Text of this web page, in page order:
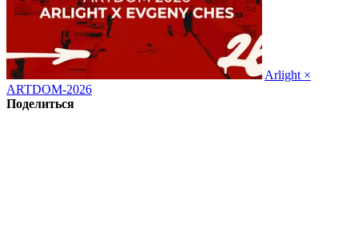
Arlight ×
ARTDOM-2026
Поделиться